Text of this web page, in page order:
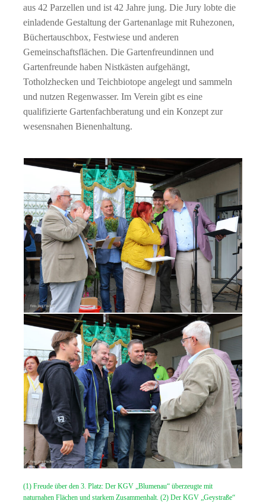
aus 42 Parzellen und ist 42 Jahre jung. Die Jury lobte die
einladende Gestaltung der Gartenanlage mit Ruhezonen,
Büchertauschbox, Festwiese und anderen
Gemeinschaftsflächen. Die Gartenfreundinnen und
Gartenfreunde haben Nistkästen aufgehängt,
Totholzhecken und Teichbiotope angelegt und sammeln
und nutzen Regenwasser. Im Verein gibt es eine
qualifizierte Gartenfachberatung und ein Konzept zur
wesensnahen Bienenhaltung.
(1) Freude über den 3. Platz: Der KGV „Blumenau“ überzeugte mit
naturnahen Flächen und starkem Zusammenhalt. (2) Der KGV „Geystraße“